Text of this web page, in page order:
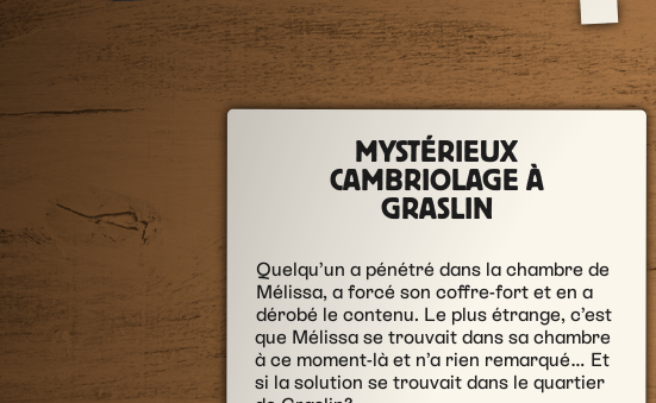
MYSTÉRIEUX
CAMBRIOLAGE À
GRASLIN
Quelqu’un a pénétré dans la chambre de
Mélissa, a forcé son coffre-fort et en a
dérobé le contenu. Le plus étrange, c’est
que Mélissa se trouvait dans sa chambre
à ce moment-là et n’a rien remarqué… Et
si la solution se trouvait dans le quartier